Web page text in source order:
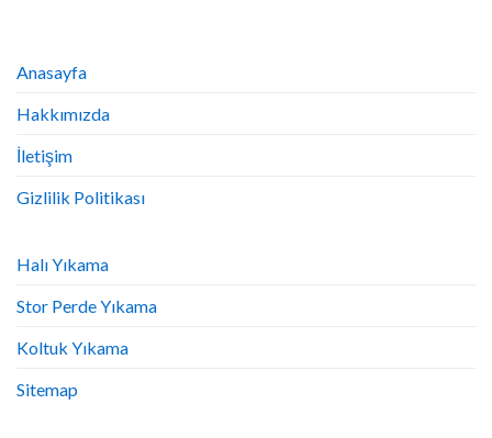
Anasayfa
Hakkımızda
İletişim
Gizlilik Politikası
Halı Yıkama
Stor Perde Yıkama
Koltuk Yıkama
Sitemap